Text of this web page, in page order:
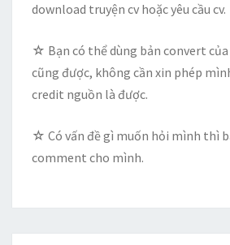
download truyện cv hoặc yêu cầu cv.
☆ Bạn có thể dùng bản convert
cũng được, không cần xin phép
credit nguồn là được.
☆ Có vấn đề gì muốn hỏi mình thì
comment cho mình.